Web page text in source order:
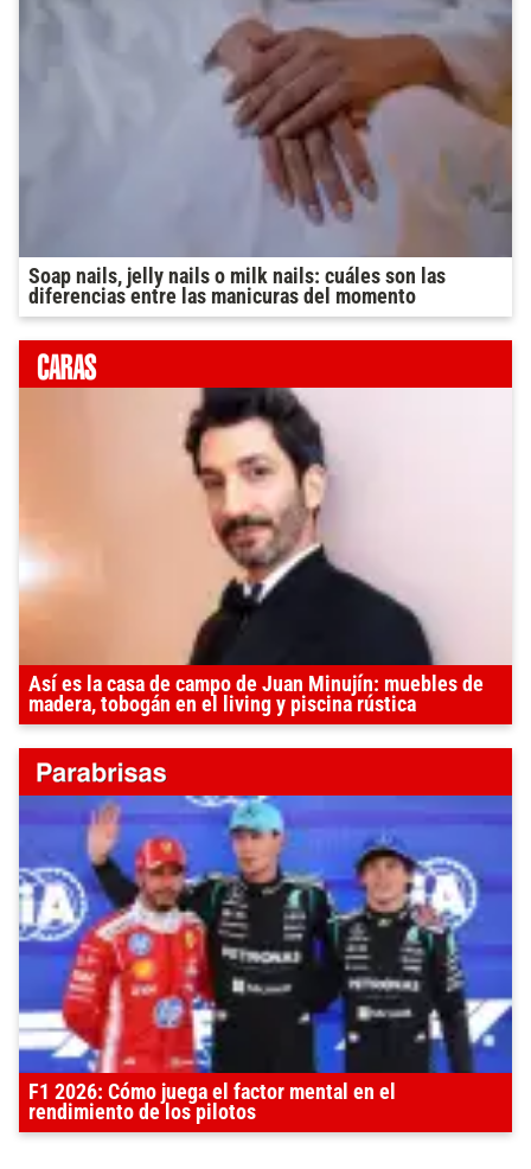
Soap nails, jelly nails o milk nails: cuáles son las
diferencias entre las manicuras del momento
Así es la casa de campo de Juan Minujín: muebles de
madera, tobogán en el living y piscina rústica
F1 2026: Cómo juega el factor mental en el
rendimiento de los pilotos